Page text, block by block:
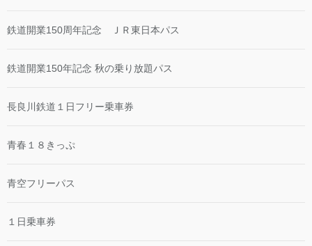
鉄道開業150周年記念 ＪＲ東日本パス
鉄道開業150年記念 秋の乗り放題パス
長良川鉄道１日フリー乗車券
青春１８きっぷ
青空フリーパス
１日乗車券